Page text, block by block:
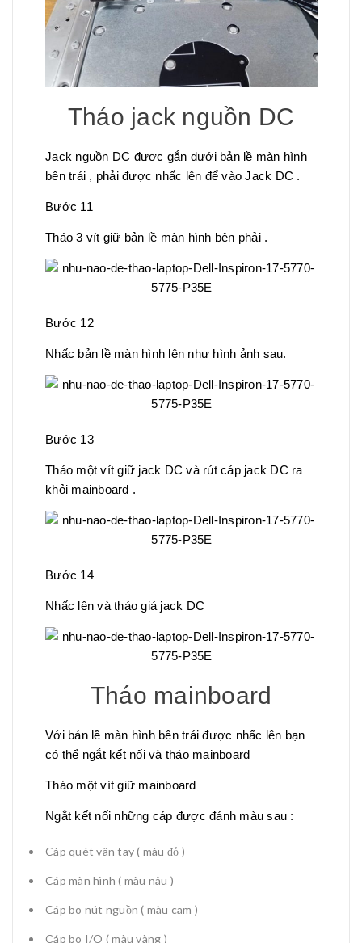
Tháo jack nguồn DC
Jack nguồn DC được gắn dưới bản lề màn hình
bên trái , phải được nhấc lên để vào Jack DC .
Bước 11
Tháo 3 vít giữ bản lề màn hình bên phải .
Bước 12
Nhấc bản lề màn hình lên như hình ảnh sau.
Bước 13
Tháo một vít giữ jack DC và rút cáp jack DC ra
khỏi mainboard .
Bước 14
Nhấc lên và tháo giá jack DC
Tháo mainboard
Với bản lề màn hình bên trái được nhấc lên bạn
có thể ngắt kết nối và tháo mainboard
Tháo một vít giữ mainboard
Ngắt kết nối những cáp được đánh màu sau :
Cáp quét vân tay ( màu đỏ )
Cáp màn hình ( màu nâu )
Cáp bo nút nguồn ( màu cam )
Cáp bo I/O ( màu vàng )